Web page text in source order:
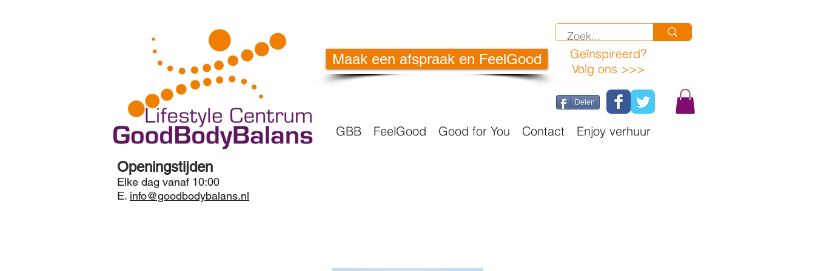
Maak een afspraak en FeelGood Geïnspireerd?
Volg ons >>>
Delen
GBB FeelGood Good for You Contact Enjoy verhuur
Openingstijden
Elke dag vanaf 10:00
E. info@goodbodybalans.nl